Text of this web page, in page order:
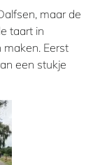
maar de
taart in
Eerst
een stukje